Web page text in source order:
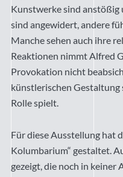
Kunstwerke sind anstößig
sind angewidert, andere
Manche sehen auch ihre
Reaktionen nimmt Alfred
Provokation nicht
künstlerischen
Rolle spielt.
Für diese Ausstellung hat
Kolumbarium“ gestaltet.
gezeigt, die noch in keiner